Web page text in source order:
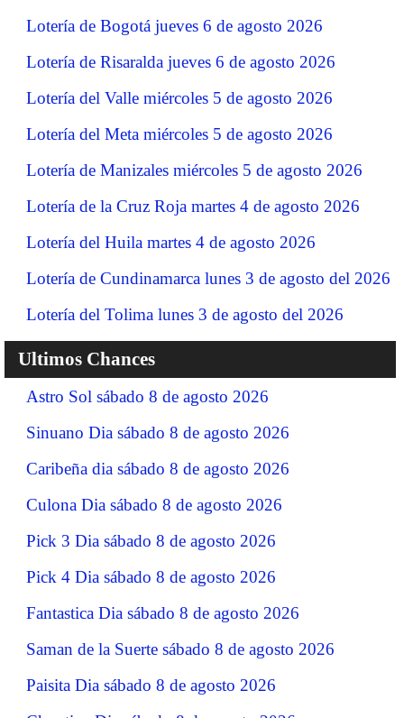
Lotería de Bogotá jueves 6 de agosto 2026
Lotería de Risaralda jueves 6 de agosto 2026
Lotería del Valle miércoles 5 de agosto 2026
Lotería del Meta miércoles 5 de agosto 2026
Lotería de Manizales miércoles 5 de agosto 2026
Lotería de la Cruz Roja martes 4 de agosto 2026
Lotería del Huila martes 4 de agosto 2026
Lotería de Cundinamarca lunes 3 de agosto del 2026
Lotería del Tolima lunes 3 de agosto del 2026
Ultimos Chances
Astro Sol sábado 8 de agosto 2026
Sinuano Dia sábado 8 de agosto 2026
Caribeña dia sábado 8 de agosto 2026
Culona Dia sábado 8 de agosto 2026
Pick 3 Dia sábado 8 de agosto 2026
Pick 4 Dia sábado 8 de agosto 2026
Fantastica Dia sábado 8 de agosto 2026
Saman de la Suerte sábado 8 de agosto 2026
Paisita Dia sábado 8 de agosto 2026